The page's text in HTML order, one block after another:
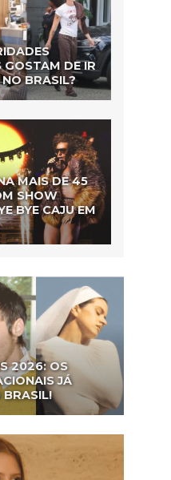
GOSTAM DE IR
BRASIL?
MAIS DE 45
SHOW
BYE CAJU EM
2026: OS
JÁ
BRASIL!